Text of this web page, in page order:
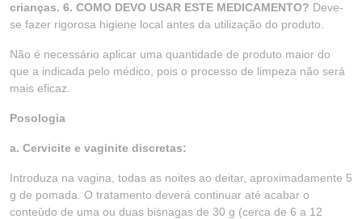
crianças. 6. COMO DEVO USAR ESTE MEDICAMENTO? Deve-
se fazer rigorosa higiene local antes da utilização do produto.
Não é necessário aplicar uma quantidade de produto maior do
que a indicada pelo médico, pois o processo de limpeza não será
mais eficaz.
Posologia
a. Cervicite e vaginite discretas:
Introduza na vagina, todas as noites ao deitar, aproximadamente 5
g de pomada. O tratamento deverá continuar até acabar o
conteúdo de uma ou duas bisnagas de 30 g (cerca de 6 a 12